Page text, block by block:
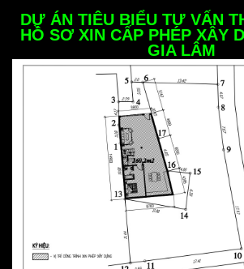
DỰ ÁN TIÊU BIỂU TƯ VẤN
HỒ SƠ XIN CẤP PHÉP XÂY
GIA LÂM